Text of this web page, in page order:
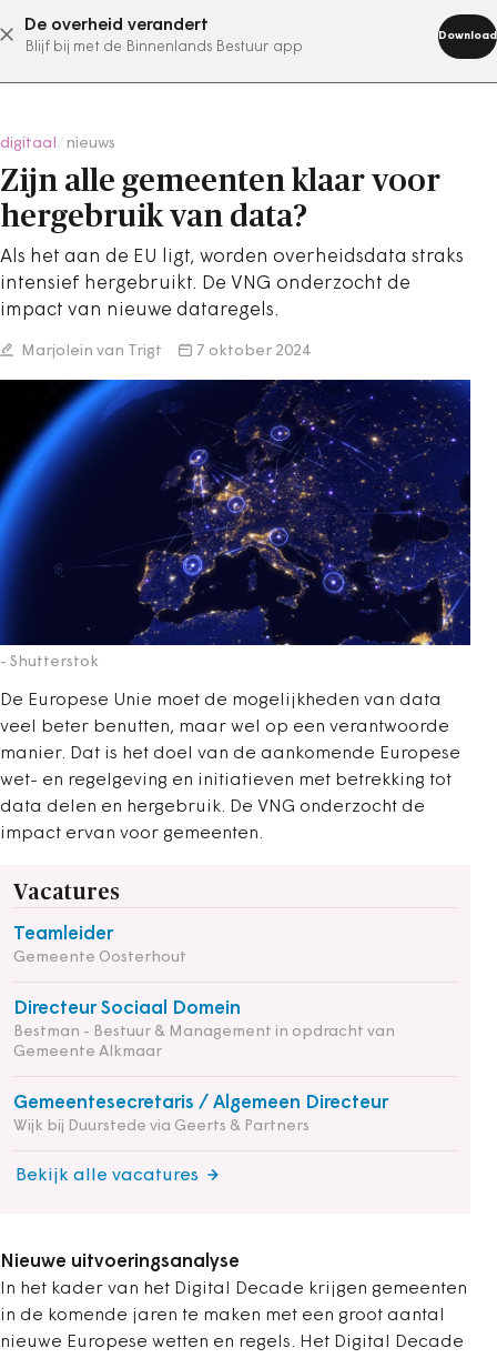
De overheid verandert
Blijf bij met de Binnenlands Bestuur app
Download
abonneer nu
digitaal nieuws
Zijn alle gemeenten klaar voor
hergebruik van data?
Als het aan de EU ligt, worden overheidsdata straks
intensief hergebruikt. De VNG onderzocht de
impact van nieuwe dataregels.
Marjolein van Trigt 7 oktober 2024
- Shutterstok
De Europese Unie moet de mogelijkheden van data
veel beter benutten, maar wel op een verantwoorde
manier. Dat is het doel van de aankomende Europese
wet- en regelgeving en initiatieven met betrekking tot
data delen en hergebruik. De VNG onderzocht de
impact ervan voor gemeenten.
Vacatures
Teamleider
Gemeente Oosterhout
Directeur Sociaal Domein
Bestman - Bestuur & Management in opdracht van
Gemeente Alkmaar
Gemeentesecretaris / Algemeen Directeur
Wijk bij Duurstede via Geerts & Partners
Bekijk alle vacatures
Nieuwe uitvoeringsanalyse
In het kader van het Digital Decade krijgen gemeenten
in de komende jaren te maken met een groot aantal
nieuwe Europese wetten en regels. Het Digital Decade